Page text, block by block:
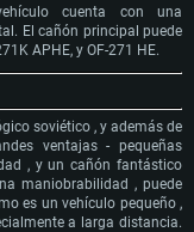
cuenta con una
El cañón principal puede
APHE, y OF-271 HE.
soviético , y además de
ventajas - pequeñas
, y un cañón fantástico
maniobrabilidad , puede
es un vehículo pequeño ,
a larga distancia.